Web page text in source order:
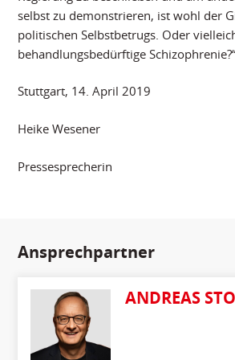
selbst zu demonstrieren, ist wohl der
politischen Selbstbetrugs. Oder
behandlungsbedürftige Schizophrenie?“
Stuttgart, 14. April 2019
Heike Wesener
Pressesprecherin
Ansprechpartner
ANDREAS